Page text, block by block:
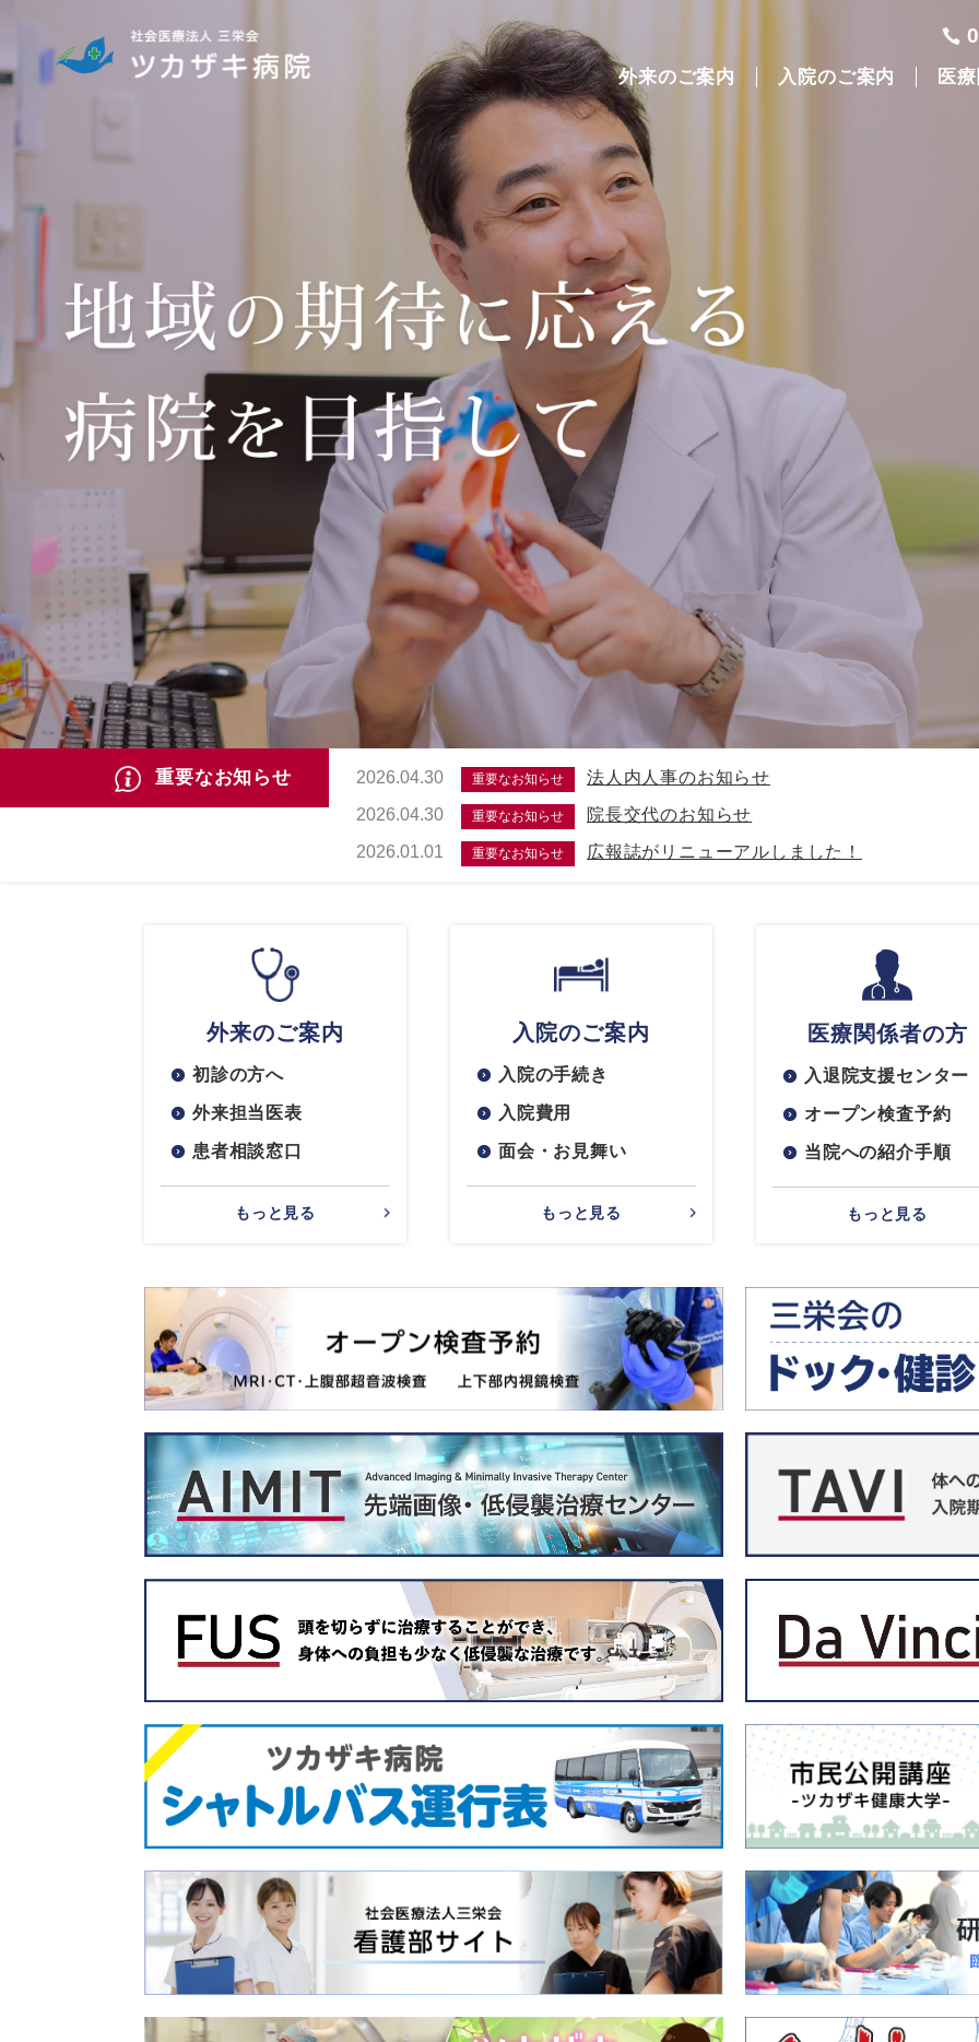
外来のご案内 入院のご案内 医
重要なお知らせ 2026.04.30 重要なお知らせ
法人内人事のお知らせ
2026.04.30
重要なお知らせ
院長交代のお知らせ
2026.01.01
重要なお知らせ 広報誌がリニューアルしました！
外来のご案内
初診の方へ
外来担当医表
患者相談窓口
もっと見る
入院のご案内
入院の手続き
入院費用
面会・お見舞い
もっと見る
医療関係者の方
入退院支援センター
オープン検査予約
当院への紹介手順
もっと見る